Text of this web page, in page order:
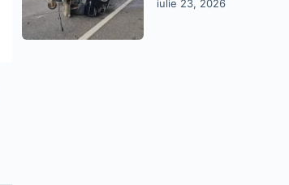
iulie 23, 2026